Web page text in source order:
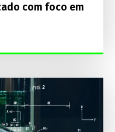
com foco em